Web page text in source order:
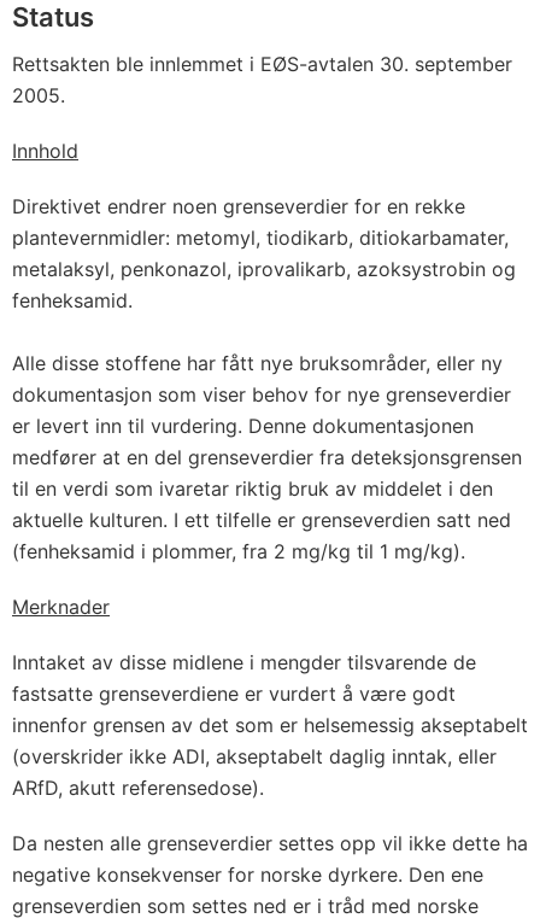
Status
Rettsakten ble innlemmet i EØS-avtalen 30. september
2005.
Innhold
Direktivet endrer noen grenseverdier for en rekke
plantevernmidler: metomyl, tiodikarb, ditiokarbamater,
metalaksyl, penkonazol, iprovalikarb, azoksystrobin og
fenheksamid.
Alle disse stoffene har fått nye bruksområder, eller ny
dokumentasjon som viser behov for nye grenseverdier
er levert inn til vurdering. Denne dokumentasjonen
medfører at en del grenseverdier fra deteksjonsgrensen
til en verdi som ivaretar riktig bruk av middelet i den
aktuelle kulturen. I ett tilfelle er grenseverdien satt ned
(fenheksamid i plommer, fra 2 mg/kg til 1 mg/kg).
Merknader
Inntaket av disse midlene i mengder tilsvarende de
fastsatte grenseverdiene er vurdert å være godt
innenfor grensen av det som er helsemessig akseptabelt
(overskrider ikke ADI, akseptabelt daglig inntak, eller
ARfD, akutt referensedose).
Da nesten alle grenseverdier settes opp vil ikke dette ha
negative konsekvenser for norske dyrkere. Den ene
grenseverdien som settes ned er i tråd med norske